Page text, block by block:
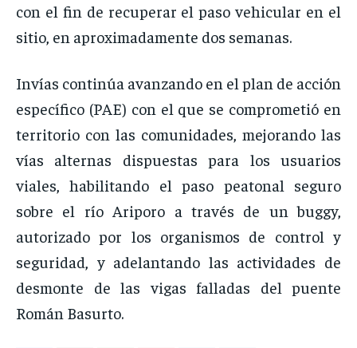
con el fin de recuperar el paso vehicular en el
sitio, en aproximadamente dos semanas.
Invías continúa avanzando en el plan de acción
específico (PAE) con el que se comprometió en
territorio con las comunidades, mejorando las
vías alternas dispuestas para los usuarios
viales, habilitando el paso peatonal seguro
sobre el río Ariporo a través de un buggy,
autorizado por los organismos de control y
seguridad, y adelantando las actividades de
desmonte de las vigas falladas del puente
Román Basurto.